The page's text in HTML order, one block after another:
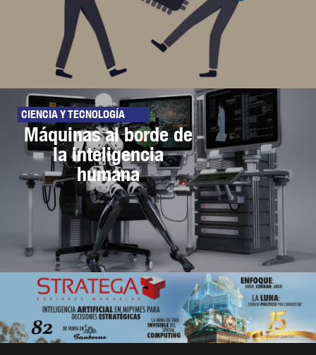
CIENCIA Y TECNOLOGÍA
Máquinas al borde de
la inteligencia
humana